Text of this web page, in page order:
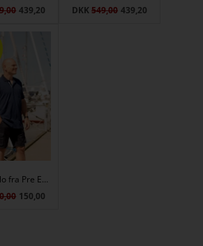
439,20
DKK549,00 439,20
Herre polo fra Pre End - Dark navy
150,00